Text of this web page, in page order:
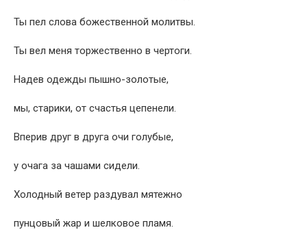
Ты пел слова божественной молитвы.
Ты вел меня торжественно в чертоги.
Надев одежды пышно-золотые,
мы, старики, от счастья цепенели.
Вперив друг в друга очи голубые,
у очага за чашами сидели.
Холодный ветер раздувал мятежно
пунцовый жар и шелковое пламя.